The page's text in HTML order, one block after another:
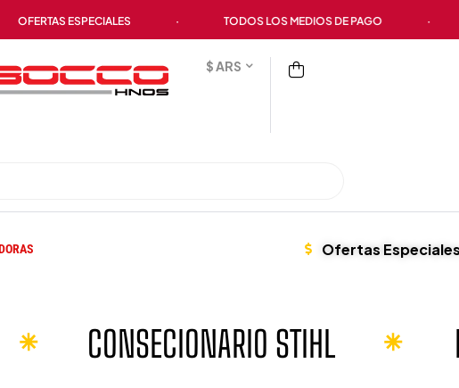
· TODOS LOS MEDIOS DE PAGO ·
$ ARS
Ofertas Especiales
STIHL LÍDER EN EL